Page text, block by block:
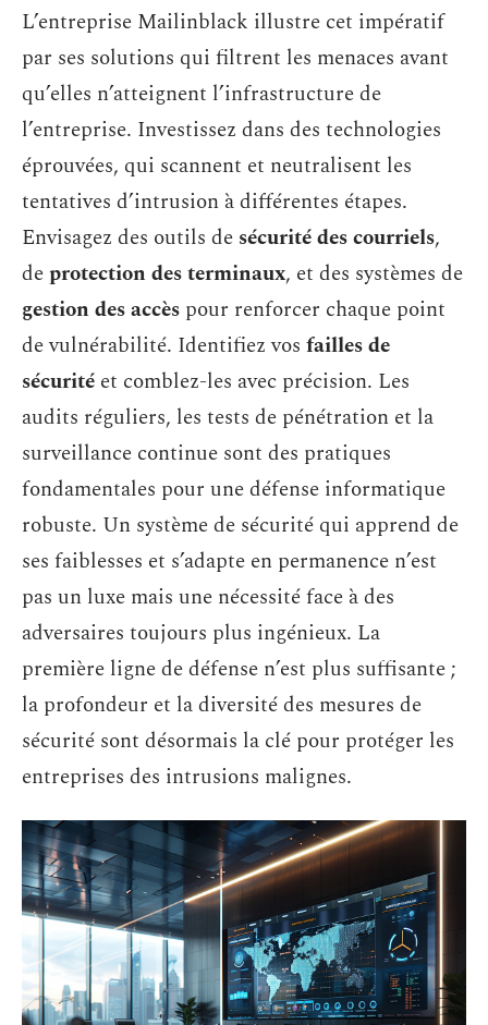
L’entreprise Mailinblack illustre cet impératif
par ses solutions qui filtrent les menaces avant
qu’elles n’atteignent l’infrastructure de
l’entreprise. Investissez dans des technologies
éprouvées, qui scannent et neutralisent les
tentatives d’intrusion à différentes étapes.
Envisagez des outils de sécurité des courriels,
deprotection des terminaux, et des systèmes de
gestion des accès pour renforcer chaque point
de vulnérabilité. Identifiez vos failles de
sécurité et comblez-les avec précision. Les
audits réguliers, les tests de pénétration et la
surveillance continue sont des pratiques
fondamentales pour une défense informatique
robuste. Un système de sécurité qui apprend de
ses faiblesses et s’adapte en permanence n’est
pas un luxe mais une nécessité face à des
adversaires toujours plus ingénieux. La
première ligne de défense n’est plus suffisante ;
la profondeur et la diversité des mesures de
sécurité sont désormais la clé pour protéger les
entreprises des intrusions malignes.